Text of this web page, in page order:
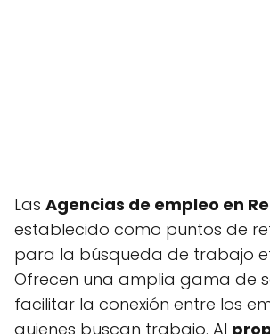
Las Agencias de empleo en
establecido como puntos de
para la búsqueda de trabajo
Ofrecen una amplia gama de
facilitar la conexión entre los
quienes buscan trabajo. Al